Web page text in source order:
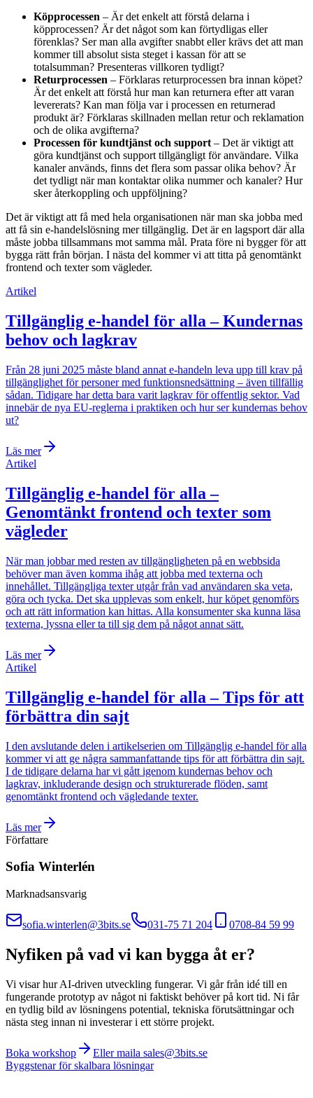
Köpprocessen – Är det enkelt att förstå delarna i
köpprocessen? Är det något som kan förtydligas eller
förenklas? Ser man alla avgifter snabbt eller krävs det att man
kommer till absolut sista steget i kassan för att se
totalsumman? Presenteras villkoren tydligt?
Returprocessen – Förklaras returprocessen bra innan köpet?
Är det enkelt att förstå hur man kan returnera efter att varan
levererats? Kan man följa var i processen en returnerad
produkt är? Förklaras skillnaden mellan retur och reklamation
och de olika avgifterna?
Processen för kundtjänst och support – Det är viktigt att
göra kundtjänst och support tillgängligt för användare. Vilka
kanaler används, finns det flera som passar olika behov? Är
det tydligt när man kontaktar olika nummer och kanaler? Hur
sker återkoppling och uppföljning?
Det är viktigt att få med hela organisationen när man ska jobba med
att få sin e-handelslösning mer tillgänglig. Det är en lagsport där alla
måste jobba tillsammans mot samma mål. Prata före ni bygger för att
bygga rätt från början. I nästa del kommer vi att titta på genomtänkt
frontend och texter som vägleder.
Artikel
Tillgänglig e-handel för alla – Kundernas
behov och lagkrav
Från 28 juni 2025 måste bland annat e-handeln leva upp till krav på
tillgänglighet för personer med funktionsnedsättning – även tillfällig
sådan. Tidigare har detta bara varit lagkrav för offentlig sektor. Vad
innebär de nya EU-reglerna i praktiken och hur ser kundernas behov
ut?
Läs mer
Artikel
Tillgänglig e-handel för alla –
Genomtänkt frontend och texter som
vägleder
När man jobbar med resten av tillgängligheten på en webbsida
behöver man även komma ihåg att jobba med texterna och
innehållet. Tillgängliga texter utgår från vad användaren ska veta,
göra och tycka. Det ska upplevas som enkelt, hur köpet genomförs
och att rätt information kan hittas. Alla konsumenter ska kunna läsa
texterna, lyssna eller ta till sig dem på något annat sätt.
Läs mer
Artikel
Tillgänglig e-handel för alla – Tips för att
förbättra din sajt
I den avslutande delen i artikelserien om Tillgänglig e-handel för alla
kommer vi att ge några sammanfattande tips för att förbättra din sajt.
I de tidigare delarna har vi gått igenom kundernas behov och
lagkrav, inkluderande design och strukturerade flöden, samt
genomtänkt frontend och vägledande texter.
Läs mer
Författare
Sofia Winterlén
Marknadsansvarig
sofia.winterlen@3bits.se 031-75 71 204 0708-84 59 99
Nyfiken på vad vi kan bygga åt er?
Vi visar hur AI-driven utveckling fungerar. Vi går från idé till en
fungerande prototyp av något ni faktiskt behöver på kort tid. Ni får
en tydlig bild av lösningens potential, tekniska förutsättningar och
nästa steg innan ni investerar i ett större projekt.
Boka workshop
Eller maila sales@3bits.se
Byggstenar för skalbara lösningar